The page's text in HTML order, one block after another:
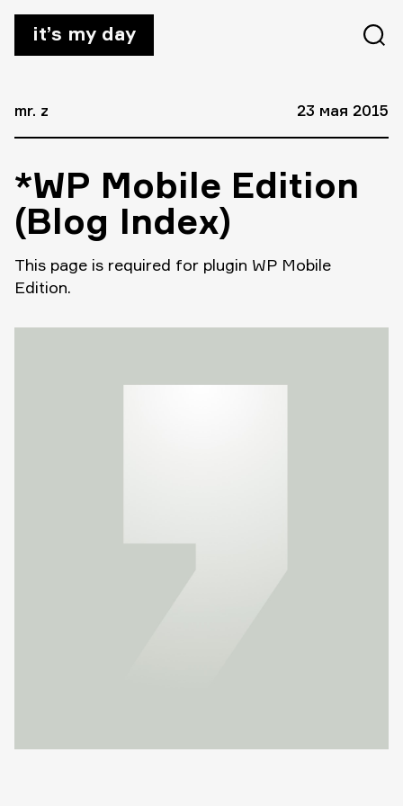
it’s my day
mr. z 23 мая 2015
*WP Mobile Edition
(Blog Index)
This page is required for plugin WP Mobile
Edition.